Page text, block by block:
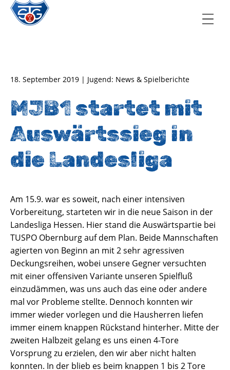
18. September 2019 | Jugend: News & Spielberichte
MJB1 startet mit
Auswärtssieg in
die Landesliga
Am 15.9. war es soweit, nach einer intensiven
Vorbereitung, starteten wir in die neue Saison in der
Landesliga Hessen. Hier stand die Auswärtspartie bei
TUSPO Obernburg auf dem Plan. Beide Mannschaften
agierten von Beginn an mit 2 sehr agressiven
Deckungsreihen, wobei unsere Gegner versuchten
mit einer offensiven Variante unseren Spielfluß
einzudämmen, was uns auch das eine oder andere
mal vor Probleme stellte. Dennoch konnten wir
immer wieder vorlegen und die Hausherren liefen
immer einem knappen Rückstand hinterher. Mitte der
zweiten Halbzeit gelang es uns einen 4-Tore
Vorsprung zu erzielen, den wir aber nicht halten
konnten. In der blieb es beim knappen 1 bis 2 Tore